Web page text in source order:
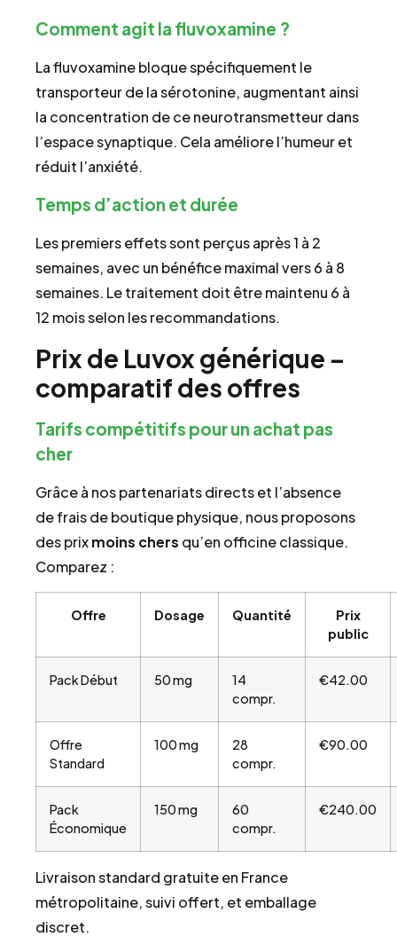
Comment agit la fluvoxamine ?
La fluvoxamine bloque spécifiquement le
transporteur de la sérotonine, augmentant ainsi
la concentration de ce neurotransmetteur dans
l’espace synaptique. Cela améliore l’humeur et
réduit l’anxiété.
Temps d’action et durée
Les premiers effets sont perçus après 1 à 2
semaines, avec un bénéfice maximal vers 6 à 8
semaines. Le traitement doit être maintenu 6 à
12 mois selon les recommandations.
Prix de Luvox générique –
comparatif des offres
Tarifs compétitifs pour un achat pas
cher
Grâce à nos partenariats directs et l’absence
de frais de boutique physique, nous proposons
des prixmoins chers qu’en officine classique.
Comparez :
Offre Dosage Quantité
Prix
public
Pack Début 50 mg
14
compr.
€42.00
Offre
Standard
100 mg
28
compr.
€90.00
Pack
Économique
150 mg
60
compr.
€240.00
Livraison standard gratuite en France
métropolitaine, suivi offert, et emballage
discret.